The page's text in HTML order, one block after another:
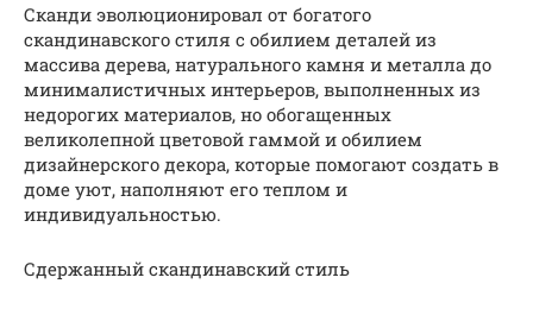
Сканди эволюционировал от богатого
скандинавского стиля с обилием деталей из
массива дерева, натурального камня и металла до
минималистичных интерьеров, выполненных из
недорогих материалов, но обогащенных
великолепной цветовой гаммой и обилием
дизайнерского декора, которые помогают создать в
доме уют, наполняют его теплом и
индивидуальностью.
Сдержанный скандинавский стиль